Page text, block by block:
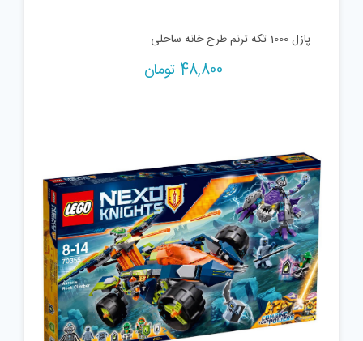
پازل 1000 تکه ترنم طرح خانه ساحلی
48,800 تومان